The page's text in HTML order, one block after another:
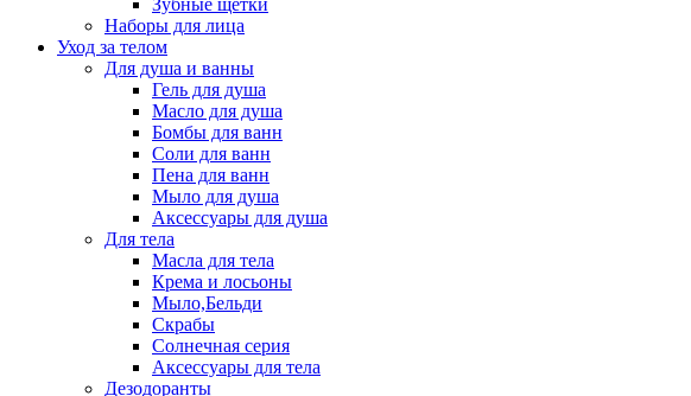
Наборы для лица
Уход за телом
Для душа и ванны
Гель для душа
Масло для душа
Бомбы для ванн
Соли для ванн
Пена для ванн
Мыло для душа
Аксессуары для душа
Для тела
Масла для тела
Крема и лосьоны
Мыло,Бельди
Скрабы
Солнечная серия
Аксессуары для тела
Дезодоранты